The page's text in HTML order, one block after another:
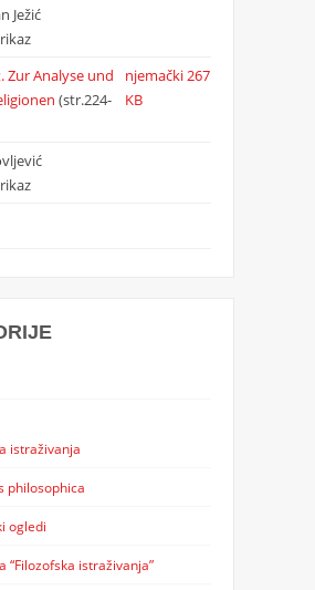
Ježić
Zur Analyse und
(str.224-
njemački267
KB
istraživanja
philosophica
ogledi
“Filozofska istraživanja”